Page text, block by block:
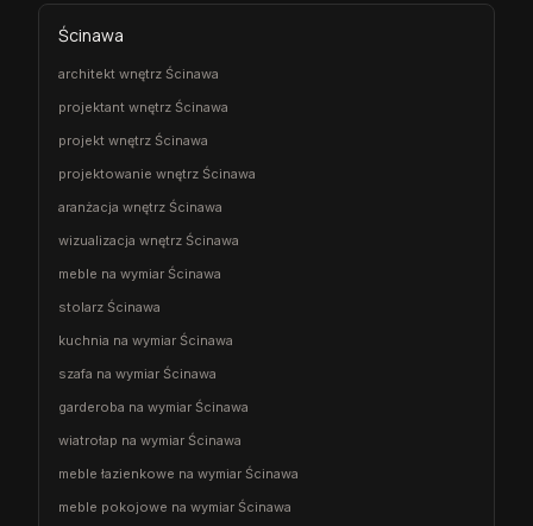
Ścinawa
architekt wnętrz Ścinawa
projektant wnętrz Ścinawa
projekt wnętrz Ścinawa
projektowanie wnętrz Ścinawa
aranżacja wnętrz Ścinawa
wizualizacja wnętrz Ścinawa
meble na wymiar Ścinawa
stolarz Ścinawa
kuchnia na wymiar Ścinawa
szafa na wymiar Ścinawa
garderoba na wymiar Ścinawa
wiatrołap na wymiar Ścinawa
meble łazienkowe na wymiar Ścinawa
meble pokojowe na wymiar Ścinawa